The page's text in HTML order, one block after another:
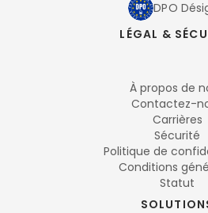
DPO
LÉGAL &
À propos de
Contactez-
Carrières
Sécurité
Politique de
Conditions
Statut